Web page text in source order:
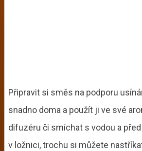
Připravit si směs na podporu
snadno doma a použít ji ve své
difuzéru či smíchat s vodou a
v ložnici, trochu si můžete